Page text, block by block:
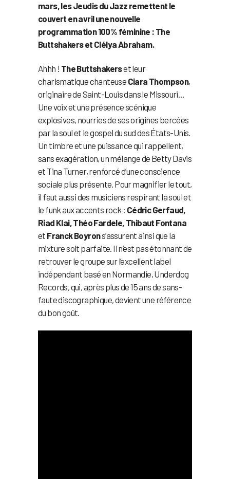
mars, les Jeudis du Jazz remettent le
couvert en avril une nouvelle
programmation 100% féminine : The
Buttshakers et Clélya Abraham.
Ahhh ! The Buttshakerset leur
charismatique chanteuse Ciara Thompson,
originaire de Saint-Louis dans le Missouri…
Une voix et une présence scénique
explosives, nourries de ses origines bercées
par la soul et le gospel du sud des États-Unis.
Un timbre et une puissance qui rappellent,
sans exagération, un mélange de Betty Davis
et Tina Turner, renforcé d’une conscience
sociale plus présente. Pour magnifier le tout,
il faut aussi des musiciens respirant la soul et
le funk aux accents rock : Cédric Gerfaud,
Riad Klai, Théo Fardele, Thibaut Fontana
et Franck Boyrons’assurent ainsi que la
mixture soit parfaite. Il n’est pas étonnant de
retrouver le groupe sur l’excellent label
indépendant basé en Normandie, Underdog
Records, qui, après plus de 15 ans de sans-
faute discographique, devient une référence
du bon goût.